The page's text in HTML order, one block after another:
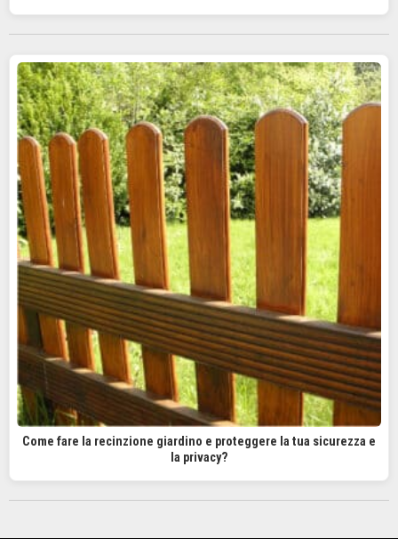
Come fare la recinzione giardino e proteggere la tua sicurezza e
la privacy?